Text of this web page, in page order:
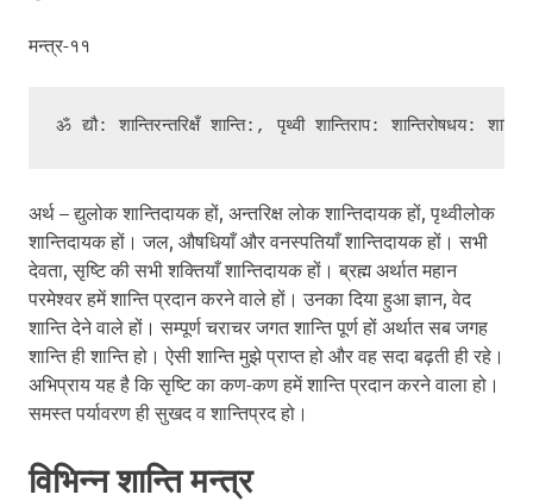
मन्त्र-११
अर्थ – द्युलोक शान्तिदायक हों, अन्तरिक्ष लोक शान्तिदायक हों, पृथ्वीलोक
शान्तिदायक हों। जल, औषधियाँ और वनस्पतियाँ शान्तिदायक हों। सभी
देवता, सृष्टि की सभी शक्तियाँ शान्तिदायक हों। ब्रह्म अर्थात महान
परमेश्वर हमें शान्ति प्रदान करने वाले हों। उनका दिया हुआ ज्ञान, वेद
शान्ति देने वाले हों। सम्पूर्ण चराचर जगत शान्ति पूर्ण हों अर्थात सब जगह
शान्ति ही शान्ति हो। ऐसी शान्ति मुझे प्राप्त हो और वह सदा बढ़ती ही रहे।
अभिप्राय यह है कि सृष्टि का कण-कण हमें शान्ति प्रदान करने वाला हो।
समस्त पर्यावरण ही सुखद व शान्तिप्रद हो।
विभिन्न शान्ति मन्त्र